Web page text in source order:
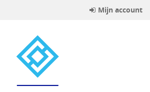
Mijn account